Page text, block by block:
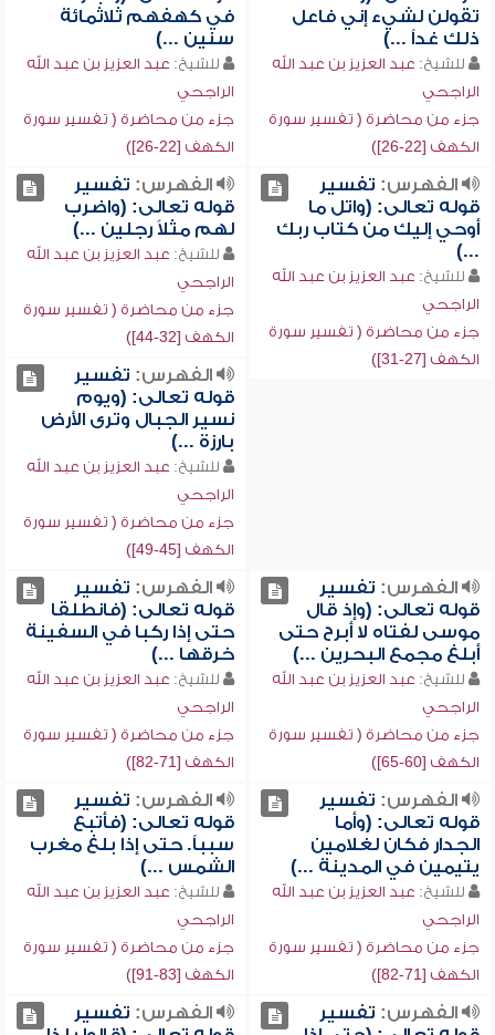
تقولن لشيء إني فاعل
ذلك غداً ...)
للشيخ: عبد العزيز بن عبد الله
الراجحي
جزء من محاضرة ( تفسير سورة
الكهف [22-26])
في كهفهم ثلاثمائة
سنين ...)
للشيخ: عبد العزيز بن عبد الله
الراجحي
جزء من محاضرة ( تفسير سورة
الكهف [22-26])
الفهرس: تفسير
قوله تعالى: (واتل ما
أوحي إليك من كتاب ربك
...)
للشيخ: عبد العزيز بن عبد الله
الراجحي
جزء من محاضرة ( تفسير سورة
الكهف [27-31])
الفهرس: تفسير
قوله تعالى: (واضرب
لهم مثلاً رجلين ...)
للشيخ: عبد العزيز بن عبد الله
الراجحي
جزء من محاضرة ( تفسير سورة
الكهف [32-44])
الفهرس: تفسير
قوله تعالى: (ويوم
نسير الجبال وترى الأرض
بارزة ...)
للشيخ: عبد العزيز بن عبد الله
الراجحي
جزء من محاضرة ( تفسير سورة
الكهف [45-49])
الفهرس: تفسير
قوله تعالى: (وإذ قال
موسى لفتاه لا أبرح حتى
أبلغ مجمع البحرين ...)
للشيخ: عبد العزيز بن عبد الله
الراجحي
جزء من محاضرة ( تفسير سورة
الكهف [60-65])
الفهرس: تفسير
قوله تعالى: (فانطلقا
حتى إذا ركبا في السفينة
خرقها ...)
للشيخ: عبد العزيز بن عبد الله
الراجحي
جزء من محاضرة ( تفسير سورة
الكهف [71-82])
الفهرس: تفسير
قوله تعالى: (وأما
الجدار فكان لغلامين
يتيمين في المدينة ...)
للشيخ: عبد العزيز بن عبد الله
الراجحي
جزء من محاضرة ( تفسير سورة
الكهف [71-82])
الفهرس: تفسير
قوله تعالى: (فأتبع
سبباً. حتى إذا بلغ مغرب
الشمس ...)
للشيخ: عبد العزيز بن عبد الله
الراجحي
جزء من محاضرة ( تفسير سورة
الكهف [83-91])
الفهرس: تفسير
الفهرس: تفسير